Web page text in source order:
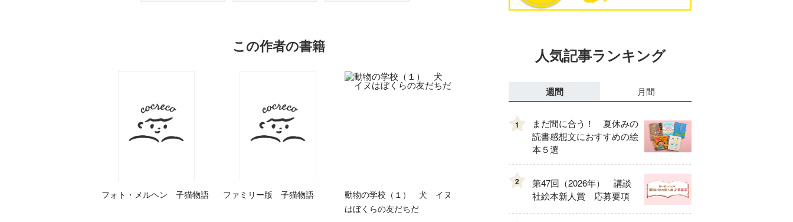
この作者の書籍
フォト・メルヘン 子猫物語 ファミリー版 子猫物語
動物の学校（１） 犬 イヌ
はぼくらの友だちだ
人気記事ランキング
週間 月間
1
まだ間に合う！ 夏休みの
読書感想文におすすめの絵
本５選
2
第47回（2026年） 講談
社絵本新人賞 応募要項